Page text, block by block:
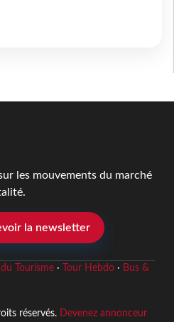
les mouvements du marché
la newsletter
Tourisme· Tour Hebdo· Bus &
réservés. Devenez annonceur